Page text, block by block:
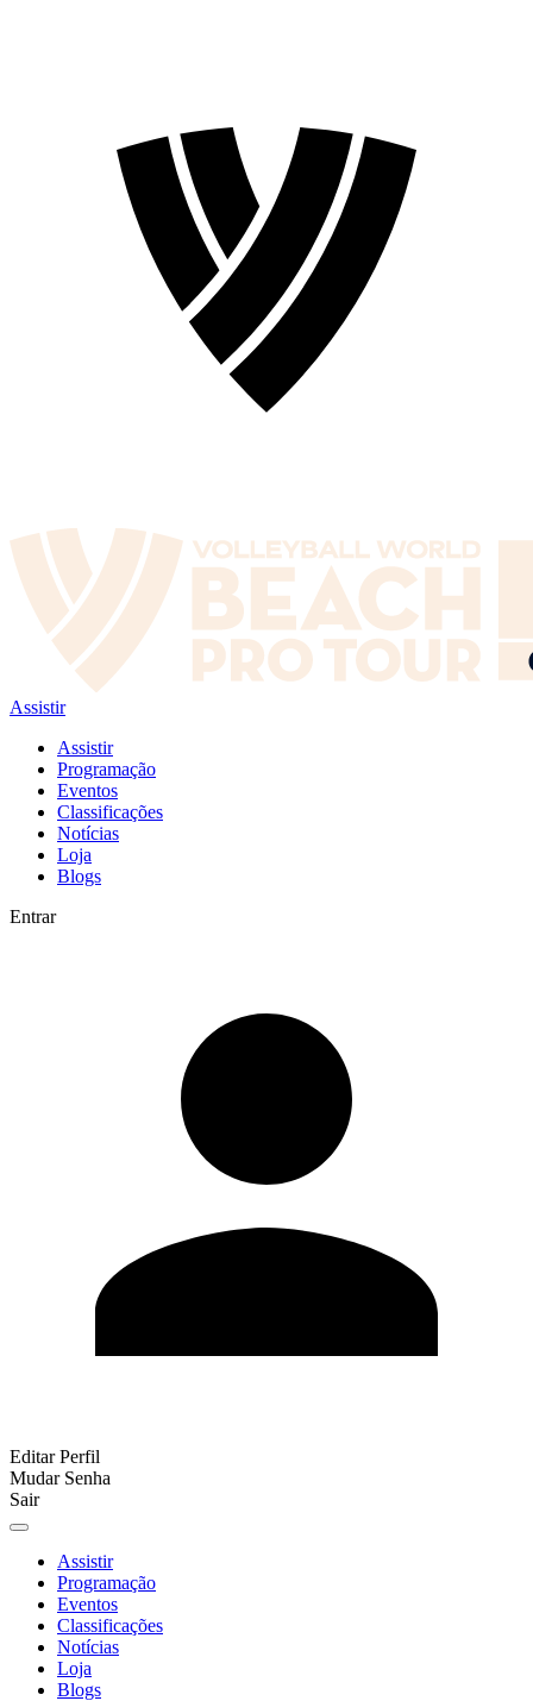
Assistir
Assistir
Programação
Eventos
Classificações
Notícias
Loja
Blogs
Entrar
Editar Perfil
Mudar Senha
Sair
Assistir
Programação
Eventos
Classificações
Notícias
Loja
Blogs